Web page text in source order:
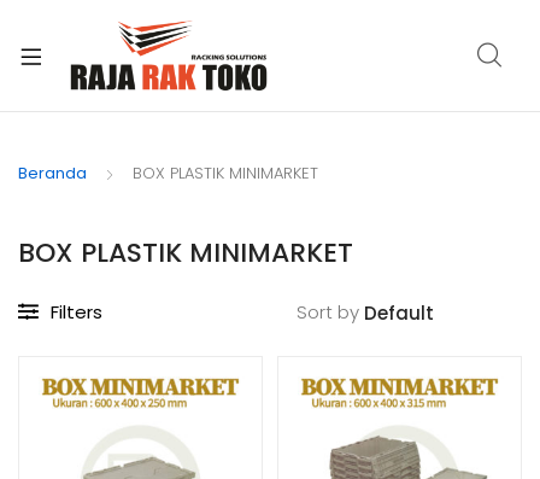
Beranda BOX PLASTIK MINIMARKET
BOX PLASTIK MINIMARKET
Filters Sort by